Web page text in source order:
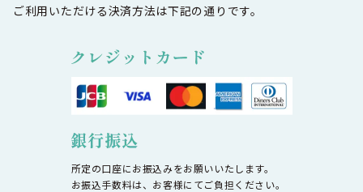
ご利用いただける決済方法は下記の通りです。
所定の口座にお振込みをお願いいたします。
お振込手数料は、お客様にてご負担ください。